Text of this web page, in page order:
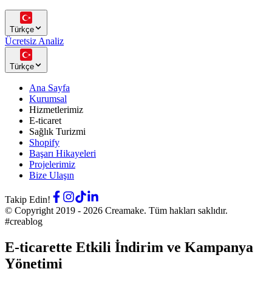
Türkçe
Ücretsiz Analiz
Türkçe
Ana Sayfa
Kurumsal
Hizmetlerimiz
E-ticaret
Sağlık Turizmi
Shopify
Başarı Hikayeleri
Projelerimiz
Bize Ulaşın
Takip Edin!
© Copyright 2019 - 2026 Creamake. Tüm hakları saklıdır.
#creablog
E-ticarette Etkili İndirim ve Kampanya
Yönetimi